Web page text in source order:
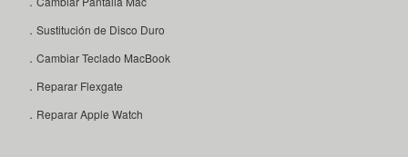
．Sustitución de Disco Duro
．Cambiar Teclado MacBook
．Reparar Flexgate
．Reparar Apple Watch